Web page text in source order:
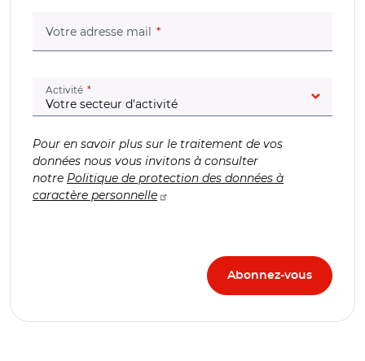
Votre adresse mail (champ obligatoire)
Activité (champ obligatoire)
Pour en savoir plus sur le traitement de vos
données nous vous invitons à consulter
notre Politique de protection des données à
caractère personnelle